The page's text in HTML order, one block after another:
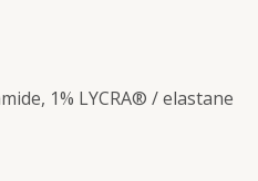
1% LYCRA® / elastane